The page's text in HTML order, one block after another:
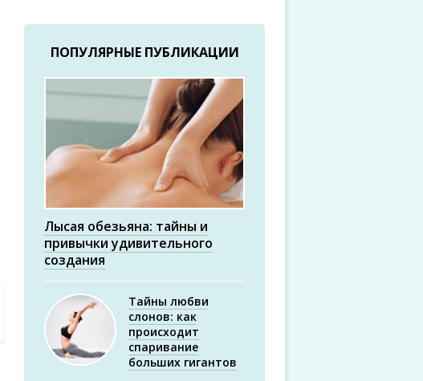
ПОПУЛЯРНЫЕ ПУБЛИКАЦИИ
Лысая обезьяна: тайны и
привычки удивительного
создания
Тайны любви
слонов: как
происходит
спаривание
больших гигантов